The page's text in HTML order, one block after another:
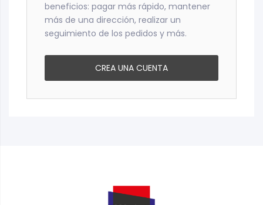
beneficios: pagar más rápido, mantener
más de una dirección, realizar un
seguimiento de los pedidos y más.
CREA UNA CUENTA